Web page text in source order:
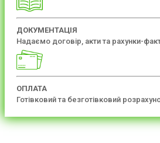
ДОКУМЕНТАЦІЯ
Надаємо договір, акти та рахунки-
ОПЛАТА
Готівковий та безготівковий